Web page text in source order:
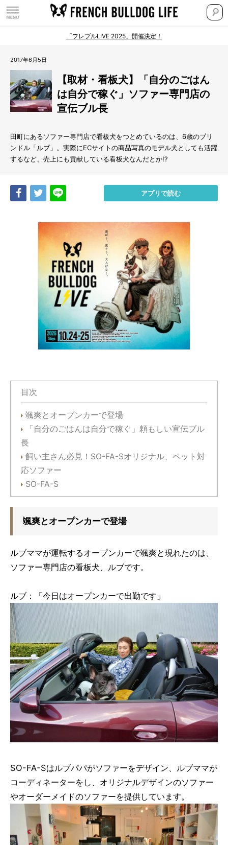
「フレブルLIVE 2025」開催決定！
2017年6月5日
【取材・看板犬】「自分のごはん
は自分で稼ぐ」ソファー専門店の
宣伝ブル長
田町にあるソファー専門店で看板犬をつとめているのは、6歳のブリ
ンドル「ルブ」。実際にECサイトの商品写真のモデル犬としても活躍
するなど、売上にも貢献している看板犬なんだとか!?
Share Tweet アプリで読む
目次
颯爽とオープンカーで登場
「自分のごはんは自分で稼ぐ」頼もしい宣伝ブル
長
飼い主さん必見！SO-FA-Sオリジナル、ペット対
応ソファー
SO-FA-S
颯爽とオープンカーで登場
ルブママが運転するオープンカーで颯爽と現れたのは、
ソファー専門店の看板犬、ルブです。
ルブ：「今日はオープンカーで出勤です」
SO-FA-Sはルブパパがソファーをデザイン、ルブママが
コーディネーターをし、オリジナルデザインのソファー
やオーダーメイドのソファーを提供しています。